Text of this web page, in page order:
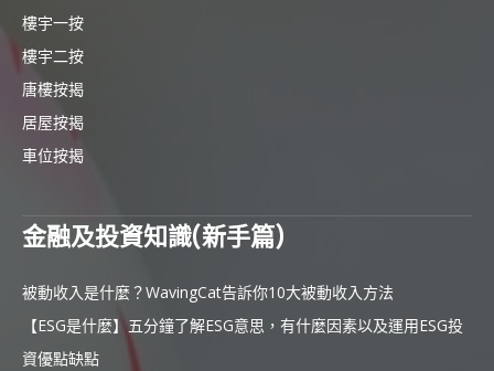
樓宇一按
樓宇二按
唐樓按揭
居屋按揭
車位按揭
金融及投資知識(新手篇)
被動收入是什麼？WavingCat告訴你10大被動收入方法
【ESG是什麼】五分鐘了解ESG意思，有什麼因素以及運用ESG投
資優點缺點